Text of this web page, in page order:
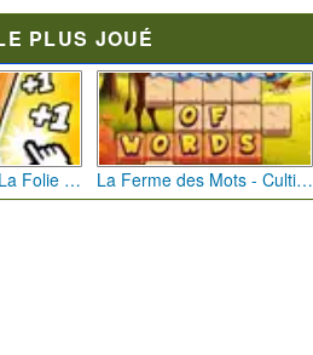
PLUS JOUÉ
Bébé Clic Italien: La Folie des Petits Bambins La Ferme des Mots - Cultivez votre Vocabulaire